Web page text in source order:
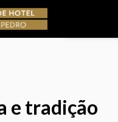
e tradição